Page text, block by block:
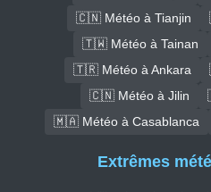
🇨🇳 Météo à Tianjin
🇹🇼 Météo à Tainan
🇹🇷 Météo à Ankara
🇨🇳 Météo à Jilin
🇲🇦 Météo à Casablanca
Extrêmes